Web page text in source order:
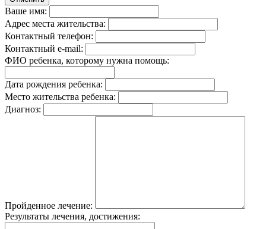
Ваше имя:
Адрес места жительства:
Контактный телефон:
Контактный e-mail:
ФИО ребенка, которому нужна помощь:
Дата рождения ребенка:
Место жительства ребенка:
Диагноз:
Пройденное лечение:
Результаты лечения, достижения: